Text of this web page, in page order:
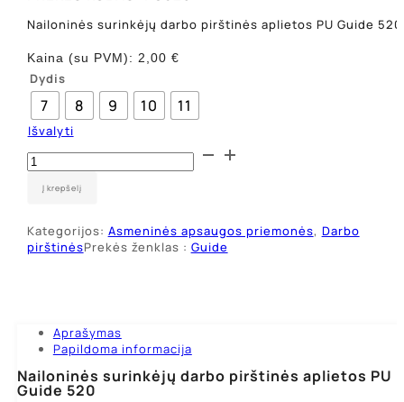
Nailoninės surinkėjų darbo pirštinės aplietos PU Guide 520
Kaina (su PVM): 2,00 €
Dydis
7 8 9 10 11
Išvalyti
produkto
kiekis:
Guide
darbo
pirštinės
Į krepšelį
Kategorijos: Asmeninės apsaugos priemonės, Darbo
pirštinėsPrekės ženklas : Guide
Aprašymas
Papildoma informacija
Nailoninės surinkėjų darbo pirštinės aplietos PU
Guide 520